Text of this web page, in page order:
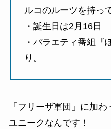
ルコのルーツを持っ
・誕生日は2月16日
・バラエティ番組『
り。
「フリーザ軍団」に加
ユニークなんです！